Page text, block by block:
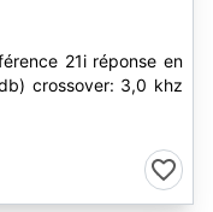
21i réponse en
crossover: 3,0 khz